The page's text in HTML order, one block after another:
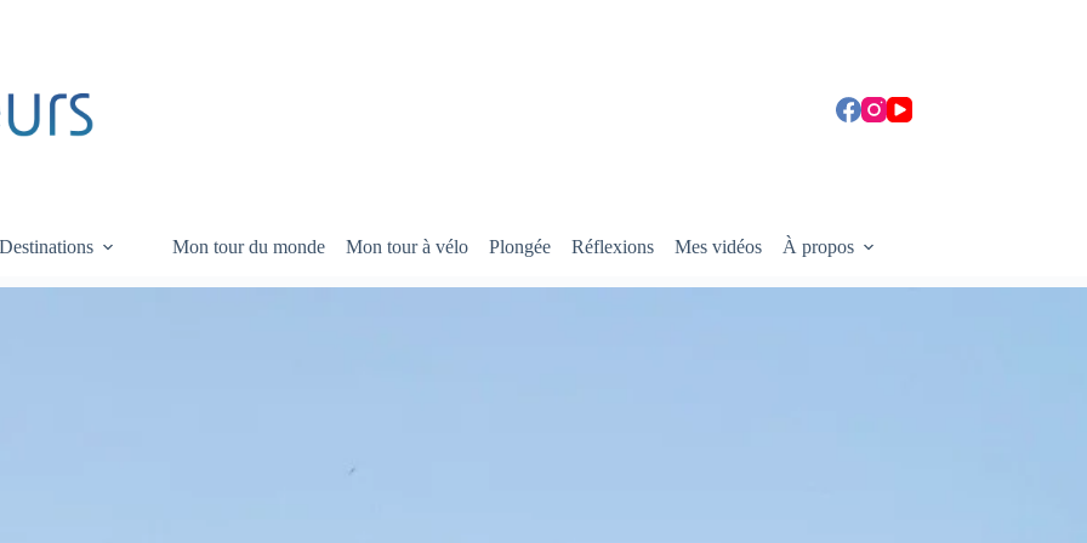
Destinations Mon tour du monde Mon tour à vélo Plongée Réflexions Mes vidéos À propos